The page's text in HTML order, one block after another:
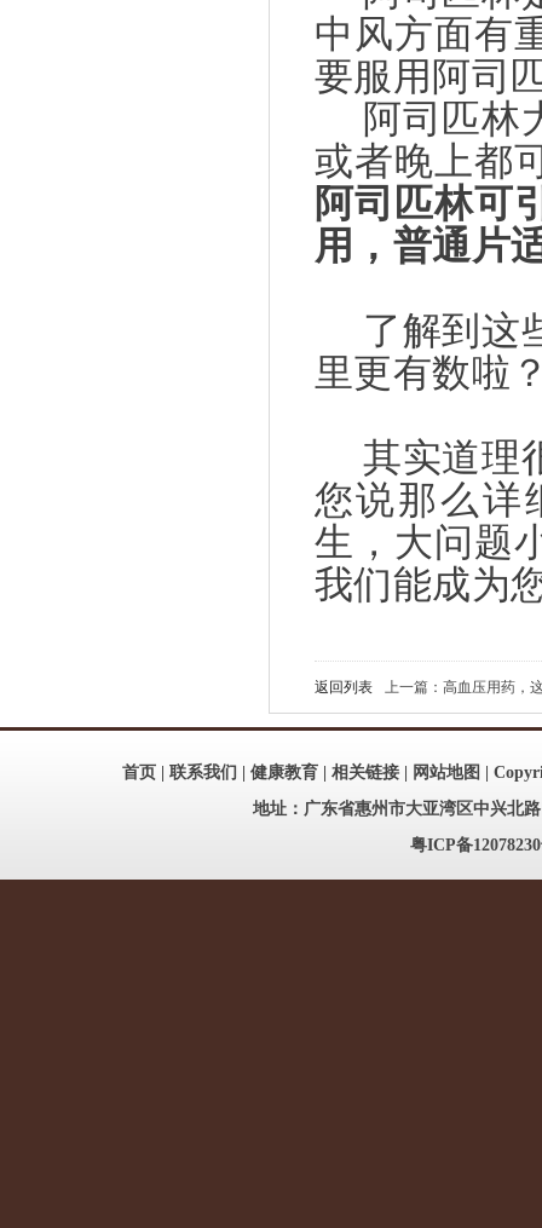
中风方面有
要服用阿司
阿司匹林
或者晚上都
阿司匹林可
用，普通片
了解到这
里更有数啦
其实道理
您说那么详
生，大问题
我们能成为
返回列表 上一篇：高血压用药，
首页| 联系我们 健康教育| 相关链接| 网站地图 |
地址：广东省惠州市大亚湾区中兴北
粤ICP备